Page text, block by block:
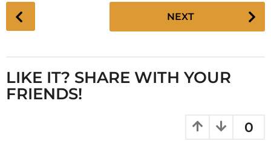
P
o
P
a
NEXT
LIKE IT? SHARE WITH YOUR
FRIENDS!
0